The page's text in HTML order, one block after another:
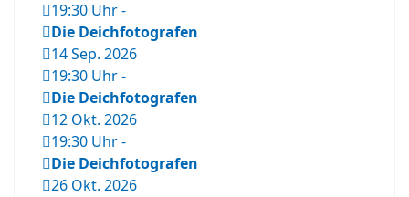
19:30 Uhr-
Die Deichfotografen
14 Sep. 2026
19:30 Uhr-
Die Deichfotografen
12 Okt. 2026
19:30 Uhr-
Die Deichfotografen
26 Okt. 2026